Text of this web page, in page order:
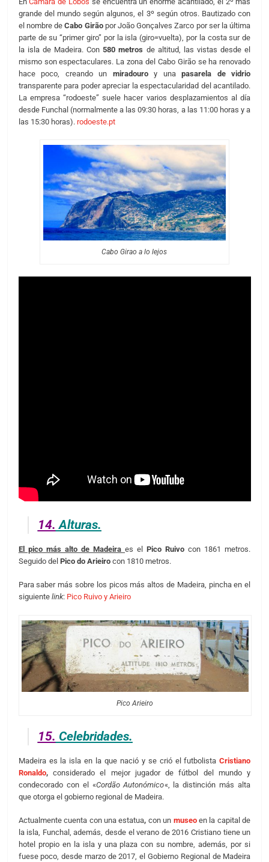
grande del mundo según algunos, el 3º según otros. Bautizado con
el nombre deCabo Girãopor João Gonçalves Zarco por ser la última
parte de su “primer giro” por la isla (giro=vuelta), por la costa sur de
la isla de Madeira. Con580 metros de altitud, las vistas desde el
mismo son espectaculares. La zona del Cabo Girão se ha renovado
hace poco, creando un miradouroy unapasarela de vidrio
transparente para poder apreciar la espectacularidad del acantilado.
La empresa “rodoeste” suele hacer varios desplazamientos al día
desde Funchal (normalmente a las 09:30 horas, a las 11:00 horas y a
las 15:30 horas). rodoeste.pt
Cabo Girao a lo lejos
14. Alturas.
El pico más alto de Madeira es elPico Ruivo con 1861 metros.
Seguido del Pico do Arieirocon 1810 metros.
Para saber más sobre los picos más altos de Madeira, pincha en el
siguiente link: Pico Ruivo y Arieiro
Pico Arieiro
15. Celebridades.
Madeira es la isla en la que nació y se crió el futbolistaCristiano
Ronaldo,considerado el mejor jugador de fútbol del mundo y
condecorado con el «Cordão Autonómico«, la distinción más alta
que otorga el gobierno regional de Madeira.
Actualmente cuenta con una estatua, con un museoen la capital de
la isla, Funchal, además, desde el verano de 2016 Cristiano tiene un
hotel propio en la isla y una plaza con su nombre, además, por si
fuese poco, desde marzo de 2017, el Gobierno Regional de Madeira